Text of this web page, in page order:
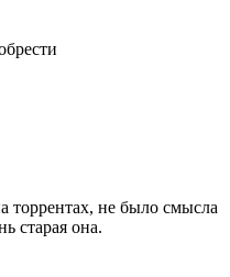
торрентах, не было смысла
старая она.